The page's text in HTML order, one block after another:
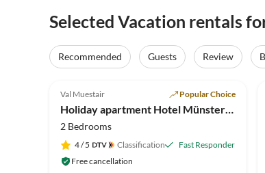
Selected Vacation rentals
Recommended Guests Review
Val Muestair Popular Choice
Holiday apartment Hotel Münsterhof
2 Bedrooms
4/ 5 Classification
Fast Responder
Free cancellation